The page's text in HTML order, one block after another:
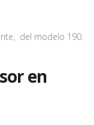
del modelo 190.
en